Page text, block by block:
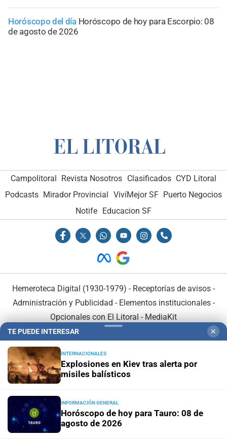
Horóscopo del día Horóscopo de hoy para Escorpio: 08
de agosto de 2026
Campolitoral Revista Nosotros Clasificados CYD Litoral
Podcasts Mirador Provincial VivíMejor SF Puerto Negocios
Notife Educacion SF
Hemeroteca Digital (1930-1979) - Receptorías de avisos -
Administración y Publicidad - Elementos institucionales-
Opcionales con El Litoral - MediaKit
En Asociación con:
TE PUEDE INTERESAR ✕
INTERNACIONALES
Explosiones en Kiev tras alerta por
misiles balísticos
INFORMACIÓN GENERAL
Horóscopo de hoy para Tauro: 08 de
agosto de 2026